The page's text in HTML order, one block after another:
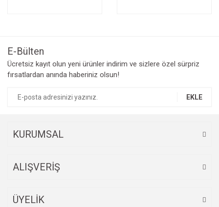
E-Bülten
Ücretsiz kayıt olun yeni ürünler indirim ve sizlere özel sürpriz
fırsatlardan anında haberiniz olsun!
EKLE
KURUMSAL
ALIŞVERİŞ
ÜYELİK